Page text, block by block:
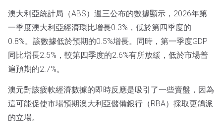
澳大利亞統計局（ABS）週三公布的數據顯示，2026年第
一季度澳大利亞經濟環比增長0.3%，低於第四季度的
0.8%。該數據低於預期的0.5%增長。同時，第一季度GDP
同比增長2.5%，較第四季度的2.6%有所放緩，低於市場普
遍預期的2.7%。
澳元對該疲軟經濟數據的即時反應是吸引了一些賣盤，因為
這可能促使市場預期澳大利亞儲備銀行（RBA）採取更鴿派
的立場。